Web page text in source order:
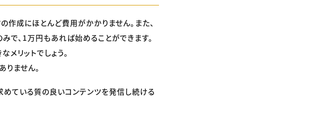
作成にほとんど費用がかかりません。また、
で、1万円もあれば始めることができます。
メリットでしょう。
ません。
ている質の良いコンテンツを発信し続ける